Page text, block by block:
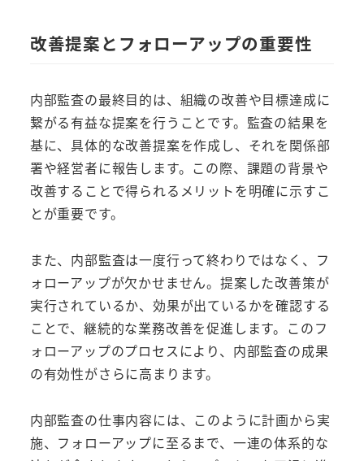
改善提案とフォローアップの重要性
内部監査の最終目的は、組織の改善や目標達成に
繋がる有益な提案を行うことです。監査の結果を
基に、具体的な改善提案を作成し、それを関係部
署や経営者に報告します。この際、課題の背景や
改善することで得られるメリットを明確に示すこ
とが重要です。
また、内部監査は一度行って終わりではなく、フ
ォローアップが欠かせません。提案した改善策が
実行されているか、効果が出ているかを確認する
ことで、継続的な業務改善を促進します。このフ
ォローアップのプロセスにより、内部監査の成果
の有効性がさらに高まります。
内部監査の仕事内容には、このように計画から実
施、フォローアップに至るまで、一連の体系的な